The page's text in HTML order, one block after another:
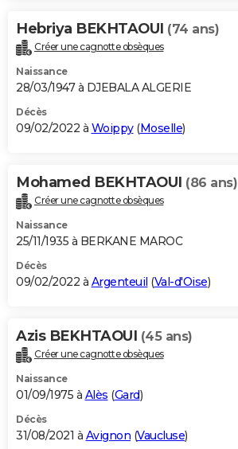
Hebriya BEKHTAOUI (74 ans)
Créer une cagnotte obsèques
Naissance
28/03/1947 à DJEBALA ALGERIE
Décès
09/02/2022 à Woippy(Moselle)
Mohamed BEKHTAOUI (86 ans)
Créer une cagnotte obsèques
Naissance
25/11/1935 à BERKANE MAROC
Décès
09/02/2022 à Argenteuil (Val-d'Oise)
Azis BEKHTAOUI (45 ans)
Créer une cagnotte obsèques
Naissance
01/09/1975 à Alès (Gard)
Décès
31/08/2021 à Avignon (Vaucluse)